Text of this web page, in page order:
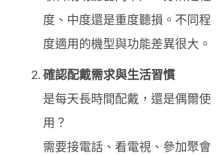
度、中度還是重度聽損。不同程
度適用的機型與功能差異很大。
確認配戴需求與生活習慣
是每天長時間配戴，還是偶爾使
用？
需要接電話、看電視、參加聚會